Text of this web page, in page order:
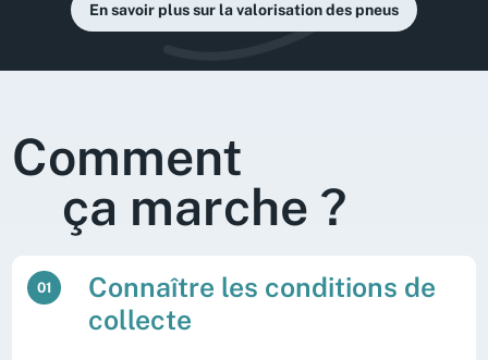
En savoir plus sur la valorisation des pneus
Comment
ça marche ?
01
Connaître les conditions de
collecte